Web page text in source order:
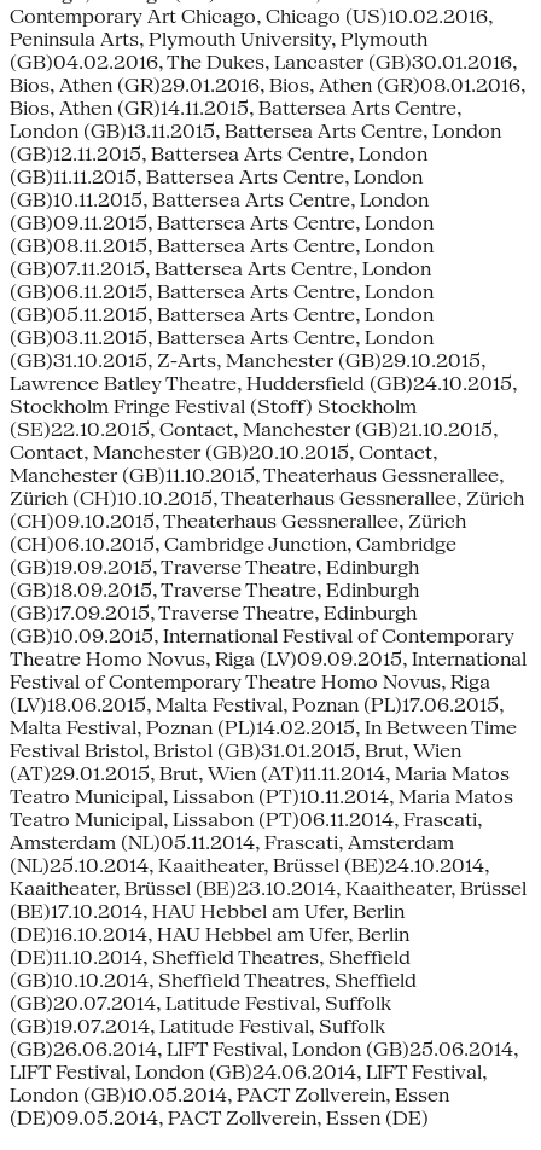
Contemporary Art Chicago, Chicago (US)10.02.2016,
Peninsula Arts, Plymouth University, Plymouth
(GB)04.02.2016, The Dukes, Lancaster (GB)30.01.2016,
Bios, Athen (GR)29.01.2016, Bios, Athen (GR)08.01.2016,
Bios, Athen (GR)14.11.2015, Battersea Arts Centre,
London (GB)13.11.2015, Battersea Arts Centre, London
(GB)12.11.2015, Battersea Arts Centre, London
(GB)11.11.2015, Battersea Arts Centre, London
(GB)10.11.2015, Battersea Arts Centre, London
(GB)09.11.2015, Battersea Arts Centre, London
(GB)08.11.2015, Battersea Arts Centre, London
(GB)07.11.2015, Battersea Arts Centre, London
(GB)06.11.2015, Battersea Arts Centre, London
(GB)05.11.2015, Battersea Arts Centre, London
(GB)03.11.2015, Battersea Arts Centre, London
(GB)31.10.2015, Z-Arts, Manchester (GB)29.10.2015,
Lawrence Batley Theatre, Huddersfield (GB)24.10.2015,
Stockholm Fringe Festival (Stoff) Stockholm
(SE)22.10.2015, Contact, Manchester (GB)21.10.2015,
Contact, Manchester (GB)20.10.2015, Contact,
Manchester (GB)11.10.2015, Theaterhaus Gessnerallee,
Zürich (CH)10.10.2015, Theaterhaus Gessnerallee, Zürich
(CH)09.10.2015, Theaterhaus Gessnerallee, Zürich
(CH)06.10.2015, Cambridge Junction, Cambridge
(GB)19.09.2015, Traverse Theatre, Edinburgh
(GB)18.09.2015, Traverse Theatre, Edinburgh
(GB)17.09.2015, Traverse Theatre, Edinburgh
(GB)10.09.2015, International Festival of Contemporary
Theatre Homo Novus, Riga (LV)09.09.2015, International
Festival of Contemporary Theatre Homo Novus, Riga
(LV)18.06.2015, Malta Festival, Poznan (PL)17.06.2015,
Malta Festival, Poznan (PL)14.02.2015, In Between Time
Festival Bristol, Bristol (GB)31.01.2015, Brut, Wien
(AT)29.01.2015, Brut, Wien (AT)11.11.2014, Maria Matos
Teatro Municipal, Lissabon (PT)10.11.2014, Maria Matos
Teatro Municipal, Lissabon (PT)06.11.2014, Frascati,
Amsterdam (NL)05.11.2014, Frascati, Amsterdam
(NL)25.10.2014, Kaaitheater, Brüssel (BE)24.10.2014,
Kaaitheater, Brüssel (BE)23.10.2014, Kaaitheater, Brüssel
(BE)17.10.2014, HAU Hebbel am Ufer, Berlin
(DE)16.10.2014, HAU Hebbel am Ufer, Berlin
(DE)11.10.2014, Sheffield Theatres, Sheffield
(GB)10.10.2014, Sheffield Theatres, Sheffield
(GB)20.07.2014, Latitude Festival, Suffolk
(GB)19.07.2014, Latitude Festival, Suffolk
(GB)26.06.2014, LIFT Festival, London (GB)25.06.2014,
LIFT Festival, London (GB)24.06.2014, LIFT Festival,
London (GB)10.05.2014, PACT Zollverein, Essen
(DE)09.05.2014, PACT Zollverein, Essen (DE)